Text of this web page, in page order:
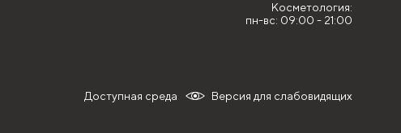
Косметология:
пн-вс: 09:00 - 21:00
Версия для слабовидящих
Доступная среда